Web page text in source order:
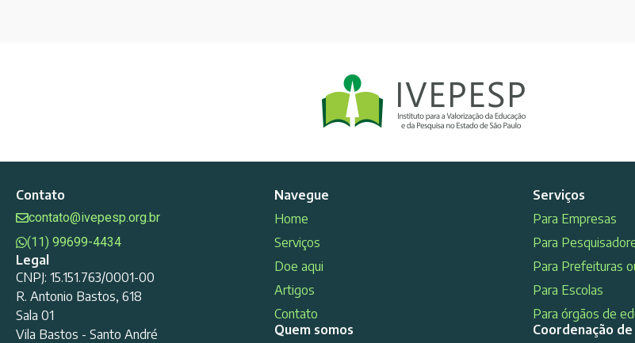
Contato
contato@ivepesp.org.br
(11) 99699-4434
Legal
CNPJ: 15.151.763/0001-00
R. Antonio Bastos, 618
Sala 01
Vila Bastos - Santo André
Navegue
Home
Serviços
Doe aqui
Artigos
Contato
Quem somos
Serviços
Para Empresas
Para
Para Prefeituras
Para Escolas
Para órgãos de
Coordenação